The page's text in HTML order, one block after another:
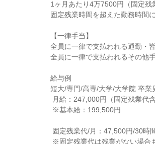
1ヶ月あたり4万7500円（固定残
固定残業時間を超えた勤務時間
【一律手当】
全員に一律で支払われる通勤・
全員に一律で支払われるその他
給与例
短大/専門/高専/大学/大学院 卒業